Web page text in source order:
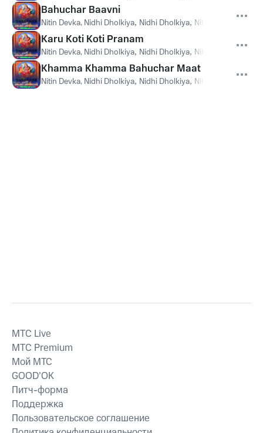
Bahuchar Baavni
Nitin Devka, Nidhi Dholkiya, Nidhi Dholkiya, Nitin Devka
Karu Koti Koti Pranam
Nitin Devka, Nidhi Dholkiya, Nidhi Dholkiya, Nitin Devka
Khamma Khamma Bahuchar Maat
Nitin Devka, Nidhi Dholkiya, Nidhi Dholkiya, Nitin Devka
MTС Live
MTС Premium
Мой МТС
GOOD’OK
Питч-форма
Поддержка
Пользовательское соглашение